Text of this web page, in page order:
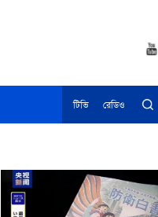
টিভি রেডিও